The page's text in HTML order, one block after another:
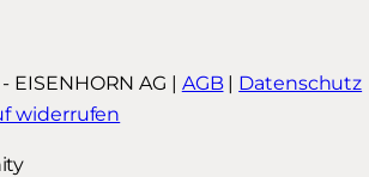
AG | AGB| Datenschutz
widerrufen